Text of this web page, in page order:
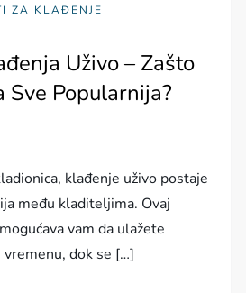
ZA KLAĐENJE
Uživo – Zašto
Sve Popularnija?
klađenje uživo postaje
među kladiteljima. Ovaj
vam da ulažete
dok se […]